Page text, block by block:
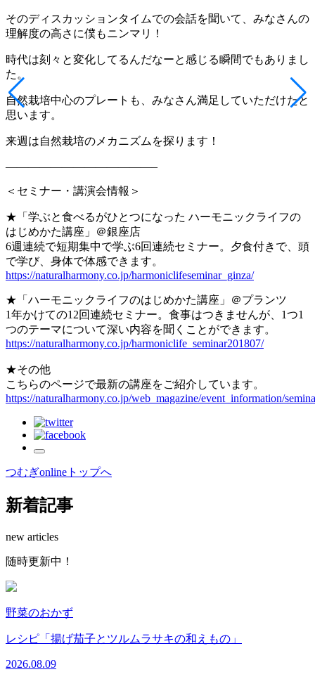
そのディスカッションタイムでの会話を聞いて、みなさんの
理解度の高さに僕もニンマリ！
時代は刻々と変化してるんだなーと感じる瞬間でもありまし
た。
自然栽培中心のプレートも、みなさん満足していただけたと
思います。
来週は自然栽培のメカニズムを探ります！
—————————————–
＜セミナー・講演会情報＞
★「学ぶと食べるがひとつになった ハーモニックライフの
はじめかた講座」＠銀座店
6週連続で短期集中で学ぶ6回連続セミナー。夕食付きで、頭
で学び、身体で体感できます。
https://naturalharmony.co.jp/harmoniclifeseminar_ginza/
★「ハーモニックライフのはじめかた講座」＠プランツ
1年かけての12回連続セミナー。食事はつきませんが、1つ1
つのテーマについて深い内容を聞くことができます。
https://naturalharmony.co.jp/harmoniclife_seminar201807/
★その他
こちらのページで最新の講座をご紹介しています。
https://naturalharmony.co.jp/web_magazine/event_information/
つむぎonlineトップへ
新着記事
new articles
随時更新中！
野菜のおかず
レシピ「揚げ茄子とツルムラサキの和えもの」
2026.08.09